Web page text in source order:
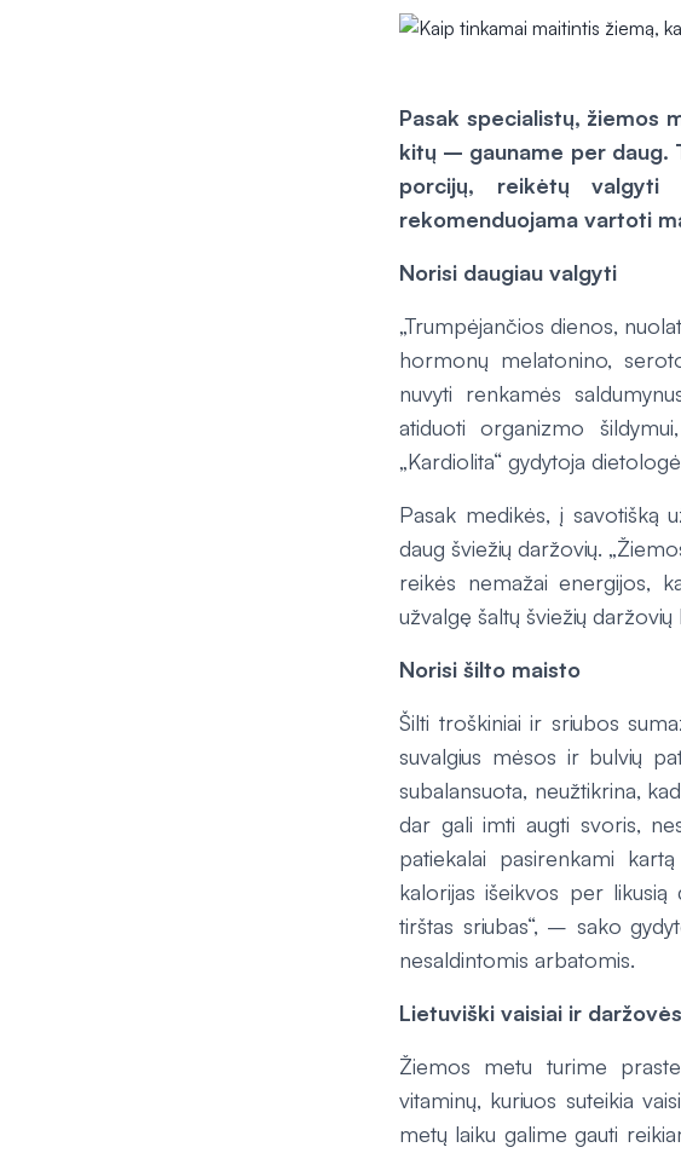
Pasak specialistų, žiemos
kitų – gauname per daug.
porcijų, reikėtų
rekomenduojama vartoti
Norisi daugiau valgyti
„Trumpėjančios dienos,
hormonų melatonino,
nuvyti renkamės
atiduoti organizmo
„Kardiolita“ gydytoja
Pasak medikės, į savotišką
daug šviežių daržovių.
reikės nemažai energijos,
užvalgę šaltų šviežių
Norisi šilto maisto
Šilti troškiniai ir sriubos
suvalgius mėsos ir bulvių
subalansuota, neužtikrina,
dar gali imti augti svoris,
patiekalai pasirenkami
kalorijas išeikvos per likusią
tirštas sriubas“, – sako
nesaldintomis arbatomis.
Lietuviški vaisiai ir daržovės
Žiemos metu turime
vitaminų, kuriuos suteikia
metų laiku galime gauti